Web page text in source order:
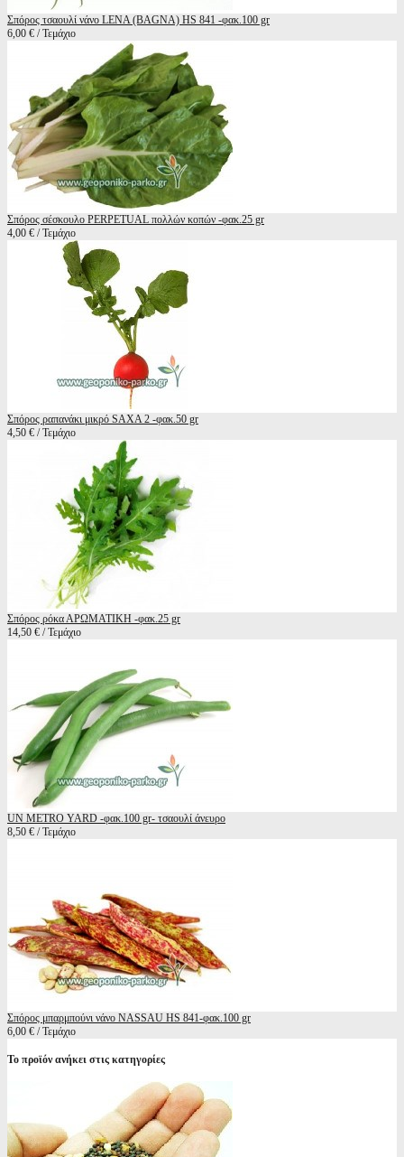
Σπόρος τσαουλί νάνο LENA (BAGNA) HS 841 -φακ.100 gr
6,00 € / Τεμάχιο
Σπόρος σέσκουλο PERPETUAL πολλών κοπών -φακ.25 gr
4,00 € / Τεμάχιο
Σπόρος ραπανάκι μικρό SAXA 2 -φακ.50 gr
4,50 € / Τεμάχιο
Σπόρος ρόκα ΑΡΩΜΑΤΙΚΗ -φακ.25 gr
14,50 € / Τεμάχιο
UN METRO YARD -φακ.100 gr- τσαουλί άνευρο
8,50 € / Τεμάχιο
Σπόρος μπαρμπούνι νάνο NASSAU HS 841-φακ.100 gr
6,00 € / Τεμάχιο
Το προϊόν ανήκει στις κατηγορίες